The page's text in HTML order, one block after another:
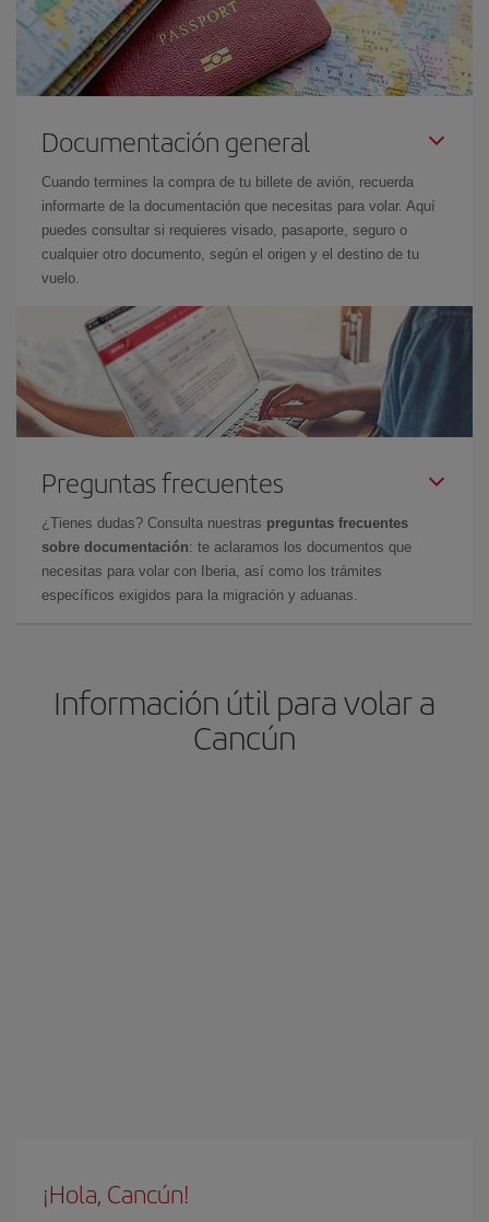
Documentación general
Cuando termines la compra de tu billete de avión, recuerda
informarte de la documentación que necesitas para volar. Aquí
puedes consultar si requieres visado, pasaporte, seguro o
cualquier otro documento, según el origen y el destino de tu
vuelo.
Preguntas frecuentes
¿Tienes dudas? Consulta nuestras preguntas frecuentes
sobre documentación: te aclaramos los documentos que
necesitas para volar con Iberia, así como los trámites
específicos exigidos para la migración y aduanas.
Información útil para volar a
Cancún
¡Hola, Cancún!